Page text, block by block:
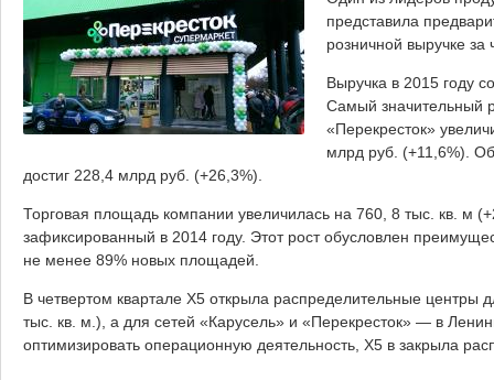
представила
розничной выручке за
Выручка в 2015 году
Самый значительный
«Перекресток»
млрд руб. (+11,6%).
достиг 228,4 млрд руб. (+26,3%).
Торговая площадь компании увеличилась на 760, 8 тыс. кв. м
зафиксированный в 2014 году. Этот рост обусловлен
не менее 89% новых площадей.
В четвертом квартале Х5 открыла распределительные центры
тыс. кв. м.), а для сетей «Карусель» и «Перекресток» — в
оптимизировать операционную деятельность, Х5 в закрыла